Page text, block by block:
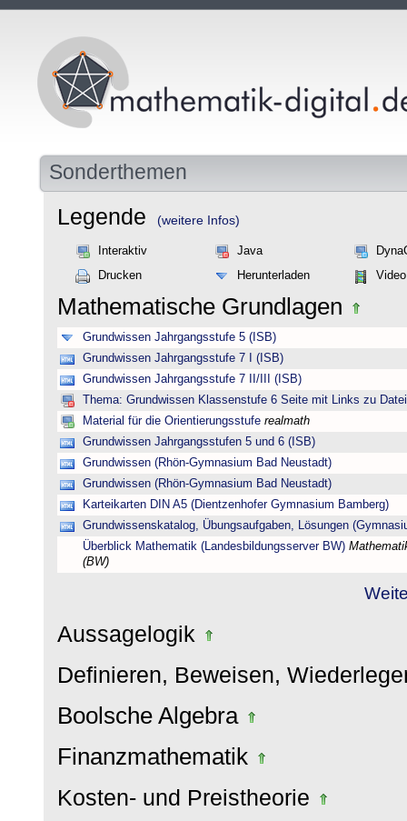
Sonderthemen
Legende (weitere Infos)
Interaktiv Java
Drucken
Herunterladen Video
Mathematische Grundlagen
Grundwissen Jahrgangsstufe 5 (ISB)
Grundwissen Jahrgangsstufe 7 I (ISB)
Grundwissen Jahrgangsstufe 7 II/III (ISB)
Thema: Grundwissen Klassenstufe 6 Seite mit Links zu
Material für die Orientierungsstufe realmath
Grundwissen Jahrgangsstufen 5 und 6 (ISB)
Grundwissen (Rhön-Gymnasium Bad Neustadt)
Grundwissen (Rhön-Gymnasium Bad Neustadt)
Karteikarten DIN A5 (Dientzenhofer Gymnasium Bamberg)
Grundwissenskatalog, Übungsaufgaben, Lösungen
Überblick Mathematik (Landesbildungsserver BW)
(BW)
Aussagelogik
Definieren, Beweisen,
Boolsche Algebra
Finanzmathematik
Kosten- und Preistheorie